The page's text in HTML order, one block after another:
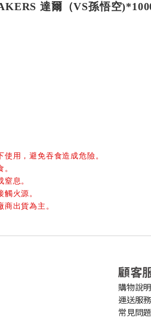
達爾（VS孫悟空
用，避免吞食造成危險。
息。
火源。
出貨為主。
顧客
購物說明
運送服
常見問題